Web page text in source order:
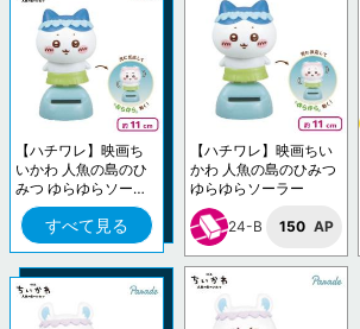
【ハチワレ】映画ち
いかわ 人魚の島のひ
みつ ゆらゆらソーラ
ー
すべて見る
【ハチワレ】映画ちい
かわ 人魚の島のひみつ
ゆらゆらソーラー
24-B 150 AP